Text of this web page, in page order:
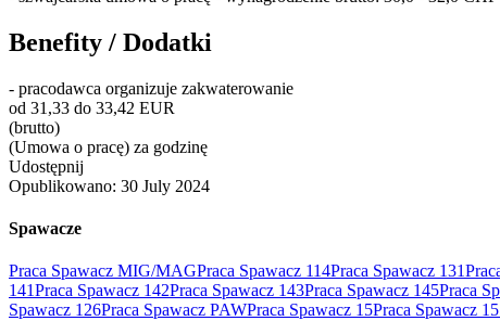
Benefity / Dodatki
- pracodawca organizuje zakwaterowanie
od 31,33 do 33,42 EUR
(brutto)
(Umowa o pracę) za godzinę
Udostępnij
Opublikowano: 30 July 2024
Spawacze
Praca Spawacz MIG/MAGPraca Spawacz 114Praca Spawacz 131
141Praca Spawacz 142Praca Spawacz 143Praca Spawacz 145Praca
Spawacz 126Praca Spawacz PAWPraca Spawacz 15Praca Spawacz